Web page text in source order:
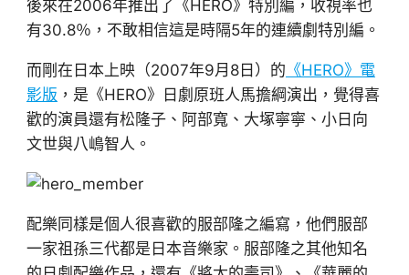
後來在2006年推出了《HERO》特別編，收視率也
有30.8％，不敢相信這是時隔5年的連續劇特別編。
而剛在日本上映（2007年9月8日）的 《HERO》電
影版 ，是《HERO》日劇原班人馬擔綱演出，覺得喜
歡的演員還有松隆子、阿部寬、大塚寧寧、小日向
文世與八嶋智人。
配樂同樣是個人很喜歡的服部隆之編寫，他們服部
一家祖孫三代都是日本音樂家。服部隆之其他知名